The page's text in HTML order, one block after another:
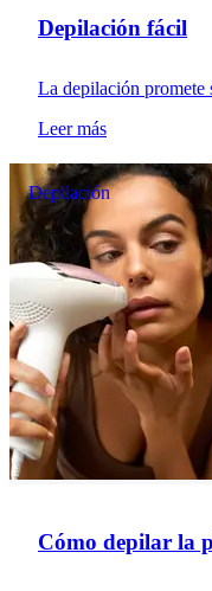
Depilación fácil
La depilación promete
Leer más
Depilación
Cómo depilar la